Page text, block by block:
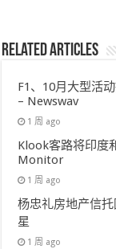
Related Articles
F1、10月大型活
– Newswav
1 周 ago
Klook客路将印度
Monitor
1 周 ago
杨忠礼房地产信
星
1 周 ago